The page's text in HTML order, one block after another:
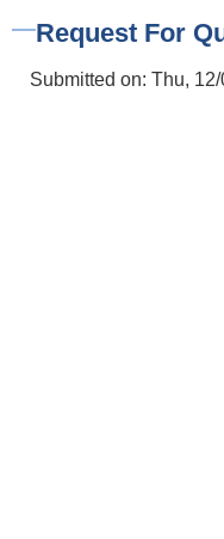
Request For
Submitted on: Thu,